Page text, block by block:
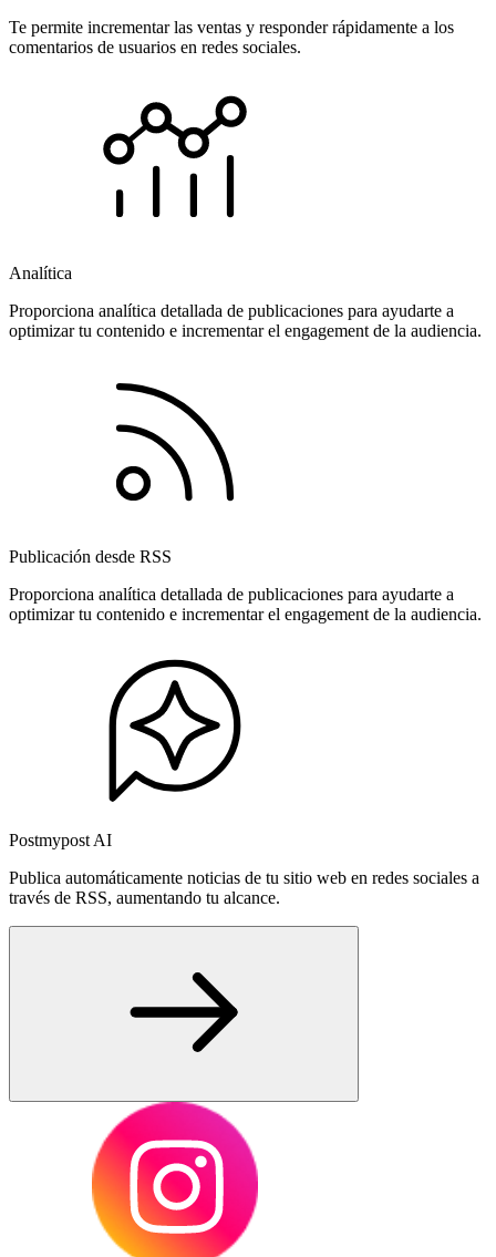
Te permite incrementar las ventas y responder rápidamente a los
comentarios de usuarios en redes sociales.
Analítica
Proporciona analítica detallada de publicaciones para ayudarte a
optimizar tu contenido e incrementar el engagement de la audiencia.
Publicación desde RSS
Proporciona analítica detallada de publicaciones para ayudarte a
optimizar tu contenido e incrementar el engagement de la audiencia.
Postmypost AI
Publica automáticamente noticias de tu sitio web en redes sociales a
través de RSS, aumentando tu alcance.